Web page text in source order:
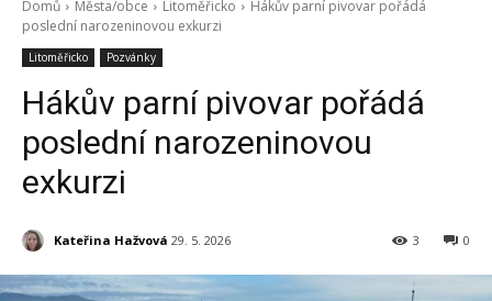
Domů Města/obce Litoměřicko
Hákův parní pivovar pořádá
poslední narozeninovou exkurzi
Litoměřicko Pozvánky
Hákův parní pivovar pořádá
poslední narozeninovou
exkurzi
Kateřina Hažvová 29. 5. 2026 0
3